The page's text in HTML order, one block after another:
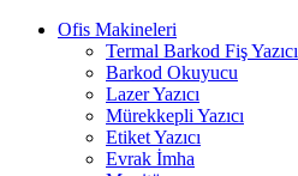
Ofis Makineleri
Termal Barkod Fiş Yazıcı
Barkod Okuyucu
Lazer Yazıcı
Mürekkepli Yazıcı
Etiket Yazıcı
Evrak İmha